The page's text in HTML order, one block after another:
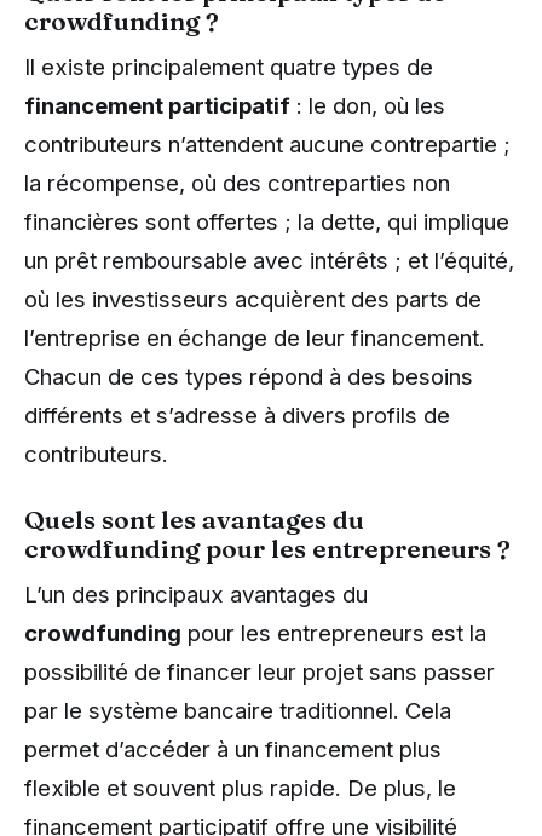
crowdfunding ?
Il existe principalement quatre types de
financement participatif : le don, où les
contributeurs n’attendent aucune contrepartie ;
la récompense, où des contreparties non
financières sont offertes ; la dette, qui implique
un prêt remboursable avec intérêts ; et l’équité,
où les investisseurs acquièrent des parts de
l’entreprise en échange de leur financement.
Chacun de ces types répond à des besoins
différents et s’adresse à divers profils de
contributeurs.
Quels sont les avantages du
crowdfunding pour les entrepreneurs ?
L’un des principaux avantages du
crowdfunding pour les entrepreneurs est la
possibilité de financer leur projet sans passer
par le système bancaire traditionnel. Cela
permet d’accéder à un financement plus
flexible et souvent plus rapide. De plus, le
financement participatif offre une visibilité